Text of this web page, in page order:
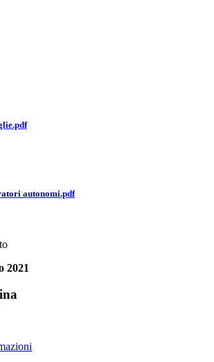
autonomi.pdf
2021